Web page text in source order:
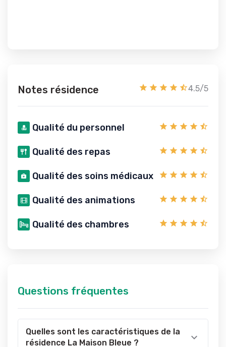
Notes résidence 4.5/5
Qualité du personnel
Qualité des repas
Qualité des soins médicaux
Qualité des animations
Qualité des chambres
Questions fréquentes
Quelles sont les caractéristiques de la
résidence La Maison Bleue ?